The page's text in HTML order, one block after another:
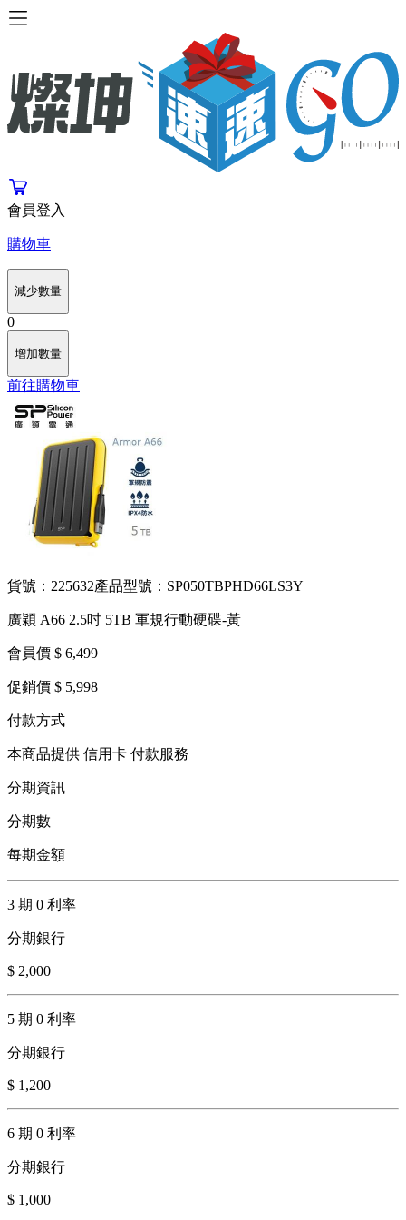
會員登入
購物車
減少數量
0
增加數量
前往購物車
貨號：225632產品型號：SP050TBPHD66LS3Y
廣穎 A66 2.5吋 5TB 軍規行動硬碟-黃
會員價 $ 6,499
促銷價 $ 5,998
付款方式
本商品提供 信用卡 付款服務
分期資訊
分期數
每期金額
3 期 0 利率
分期銀行
$ 2,000
5 期 0 利率
分期銀行
$ 1,200
6 期 0 利率
分期銀行
$ 1,000